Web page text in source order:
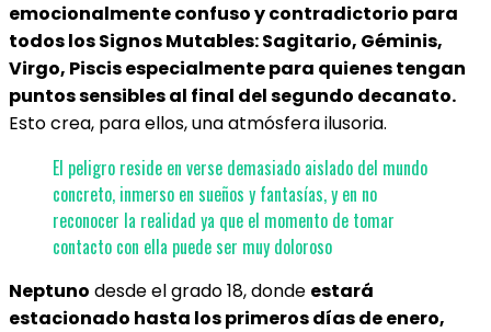
emocionalmente confuso y contradictorio para
todos los Signos Mutables: Sagitario, Géminis,
Virgo, Piscis especialmente para quienes tengan
puntos sensibles al final del segundo decanato.
Esto crea, para ellos, una atmósfera ilusoria.
El peligro reside en verse demasiado aislado del mundo
concreto, inmerso en sueños y fantasías, y en no
reconocer la realidad ya que el momento de tomar
contacto con ella puede ser muy doloroso
Neptuno desde el grado 18, donde estará
estacionado hasta los primeros días de enero,